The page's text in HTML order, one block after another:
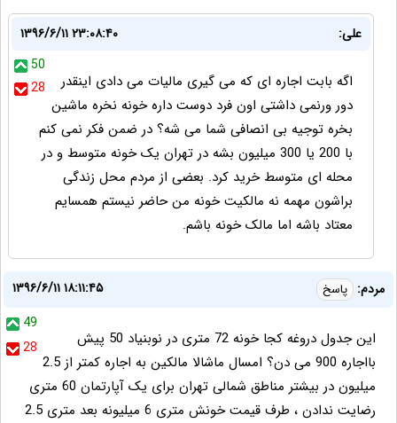
علی:
۱۳۹۶/۶/۱۱ ۲۳:۰۸:۴۰
50
28
اگه بابت اجاره ای که می گیری مالیات می دادی اینقدر
دور ورنمی داشتی اون فرد دوست داره خونه نخره ماشین
بخره توجیه بی انصافی شما می شه؟ در ضمن فکر نمی کنم
با 200 یا 300 میلیون بشه در تهران یک خونه متوسط و در
محله ای متوسط خرید کرد. بعضی از مردم محل زندگی
براشون مهمه نه مالکیت خونه من حاضر نیستم همسایم
معتاد باشه اما مالک خونه باشم.
مردم: پاسخ
۱۳۹۶/۶/۱۱ ۱۸:۱۱:۴۵
49
28
این جدول دروغه کجا خونه 72 متری در نوبنیاد 50 پیش
بااجاره 900 می دن؟ امسال ماشالا مالکین به اجاره کمتر از 2.5
میلیون در بیشتر مناطق شمالی تهران برای یک آپارتمان 60 متری
رضایت ندادن ، طرف قیمت خونش متری 6 میلیونه بعد متری 2.5